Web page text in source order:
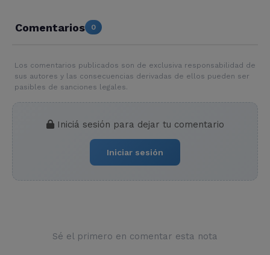
Comentarios 0
Los comentarios publicados son de exclusiva responsabilidad de
sus autores y las consecuencias derivadas de ellos pueden ser
pasibles de sanciones legales.
Iniciá sesión para dejar tu comentario
Iniciar sesión
Sé el primero en comentar esta nota